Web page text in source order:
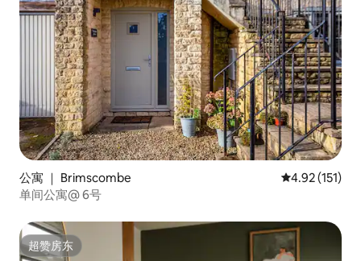
公寓 ｜ Brimscombe 平均评分 4.92
4.92 (151)
单间公寓@ 6号
超赞房东
超赞房东